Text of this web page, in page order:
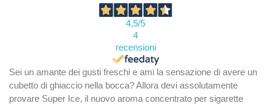
4,5/5
4
recensioni
Sei un amante dei gusti freschi e ami la sensazione di avere un
cubetto di ghiaccio nella bocca? Allora devi assolutamente
provare Super Ice, il nuovo aroma concentrato per sigarette